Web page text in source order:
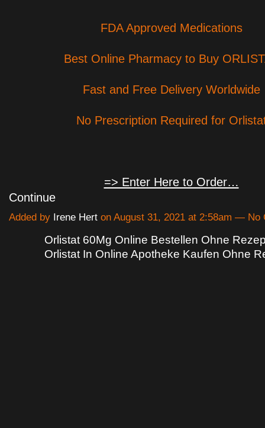
FDA Approved Medications
Best Online Pharmacy to Buy
Fast and Free Delivery Worldwide
No Prescription Required for
=> Enter Here to Order…
Continue
Added by Irene Hert on August 31, 2021 at 2:58am — No
Orlistat 60Mg Online Bestellen Ohne
Orlistat In Online Apotheke Kaufen Ohne